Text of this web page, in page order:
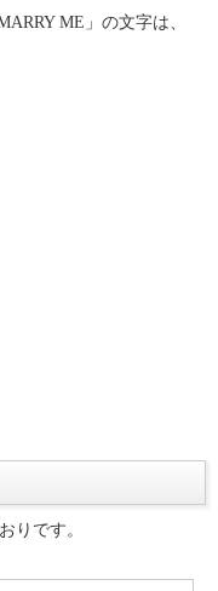
ME」の文字は、
りです。